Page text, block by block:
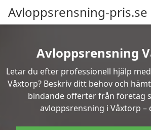
Avloppsrensning-pris.se
Avloppsrensning
Letar du efter professionell hjälp
Våxtorp? Beskriv ditt behov och
bindande offerter från företag
avloppsrensning i Våxtorp –